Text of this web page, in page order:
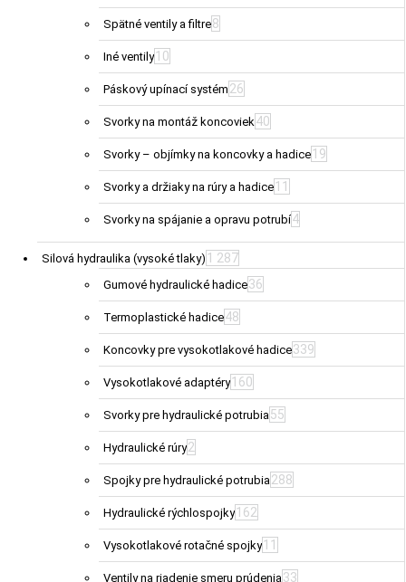
Spätné ventily a filtre8
Iné ventily 10
Páskový upínací systém 26
Svorky na montáž koncoviek40
Svorky – objímky na koncovky a hadice 19
Svorky a držiaky na rúry a hadice 11
Svorky na spájanie a opravu potrubí4
Silová hydraulika (vysoké tlaky) 1 287
Gumové hydraulické hadice36
Termoplastické hadice48
Koncovky pre vysokotlakové hadice339
Vysokotlakové adaptéry 160
Svorky pre hydraulické potrubia55
Hydraulické rúry2
Spojky pre hydraulické potrubia288
Hydraulické rýchlospojky 162
Vysokotlakové rotačné spojky 11
Ventily na riadenie smeru prúdenia33